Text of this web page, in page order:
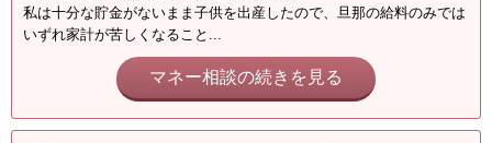
私は十分な貯金がないまま子供を出産したので、旦那の給料のみでは
いずれ家計が苦しくなること...
マネー相談の続きを見る